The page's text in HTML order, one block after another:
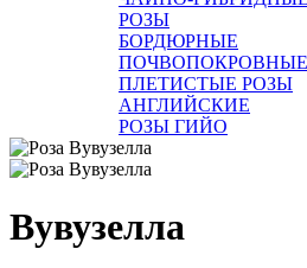
РОЗЫ
БОРДЮРНЫЕ
ПОЧВОПОКРОВНЫЕ
ПЛЕТИСТЫЕ РОЗЫ
АНГЛИЙСКИЕ
РОЗЫ ГИЙО
Вувузелла